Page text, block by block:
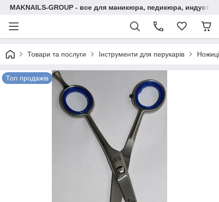
MAKNAILS-GROUP - все для маникюра, педикюра,
Товари та послуги Інструменти для перукарів
Топ продажів